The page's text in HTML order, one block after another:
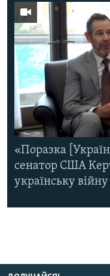
«Поразка
сенатор США
українську війну